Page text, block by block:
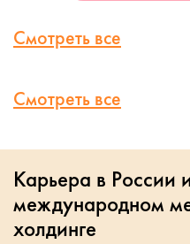
Смотреть все
Смотреть все
Карьера в России
международном
холдинге